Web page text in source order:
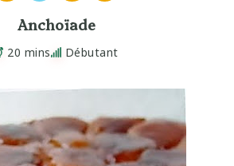
Anchoïade
20 mins Débutant